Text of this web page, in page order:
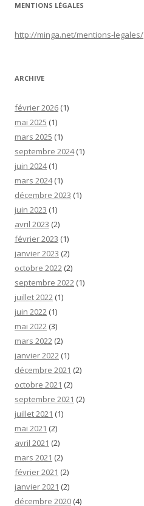
MENTIONS LÉGALES
http://minga.net/mentions-legales/
ARCHIVE
février 2026 (1)
mai 2025 (1)
mars 2025 (1)
septembre 2024(1)
juin 2024(1)
mars 2024(1)
décembre 2023 (1)
juin 2023 (1)
avril 2023 (2)
février 2023 (1)
janvier 2023 (2)
octobre 2022 (2)
septembre 2022 (1)
juillet 2022 (1)
juin 2022 (1)
mai 2022 (3)
mars 2022 (2)
janvier 2022 (1)
décembre 2021 (2)
octobre 2021 (2)
septembre 2021 (2)
juillet 2021 (1)
mai 2021 (2)
avril 2021 (2)
mars 2021 (2)
février 2021 (2)
janvier 2021 (2)
décembre 2020 (4)